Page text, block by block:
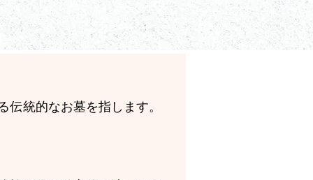
統的なお墓を指します。